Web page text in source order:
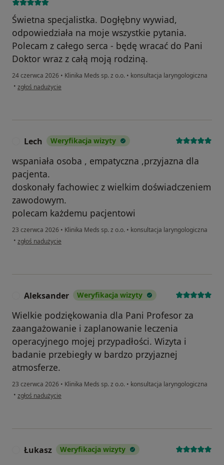
Świetna specjalistka. Dogłębny wywiad,
odpowiedziała na moje wszystkie pytania.
Polecam z całego serca - będę wracać do Pani
Doktor wraz z całą moją rodziną.
24 czerwca 2026 • Klinika Meds sp. z o.o. • konsultacja laryngologiczna
• w opinii użytkownika Weronika
zgłoś nadużycie
Lech Weryfikacja wizyty
wspaniała osoba , empatyczna ,przyjazna dla
pacjenta.
doskonały fachowiec z wielkim doświadczeniem
zawodowym.
polecam każdemu pacjentowi
23 czerwca 2026 • Klinika Meds sp. z o.o. • konsultacja laryngologiczna
• w opinii użytkownika Lech
zgłoś nadużycie
Aleksander Weryfikacja wizyty
Wielkie podziękowania dla Pani Profesor za
zaangażowanie i zaplanowanie leczenia
operacyjnego mojej przypadłości. Wizyta i
badanie przebiegły w bardzo przyjaznej
atmosferze.
23 czerwca 2026 • Klinika Meds sp. z o.o. • konsultacja laryngologiczna
• w opinii użytkownika Aleksander
zgłoś nadużycie
Łukasz Weryfikacja wizyty